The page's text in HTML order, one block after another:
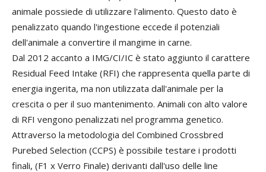
animale possiede di utilizzare l'alimento. Questo dato è
penalizzato quando l'ingestione eccede il potenziali
dell'animale a convertire il mangime in carne.
Dal 2012 accanto a IMG/CI/IC è stato aggiunto il carattere
Residual Feed Intake (RFI) che rappresenta quella parte di
energia ingerita, ma non utilizzata dall'animale per la
crescita o per il suo mantenimento. Animali con alto valore
di RFI vengono penalizzati nel programma genetico.
Attraverso la metodologia del Combined Crossbred
Purebed Selection (CCPS) è possibile testare i prodotti
finali, (F1 x Verro Finale) derivanti dall'uso delle line